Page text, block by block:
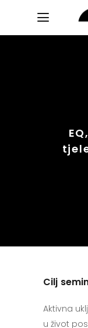
Cilj
Aktivna
u život